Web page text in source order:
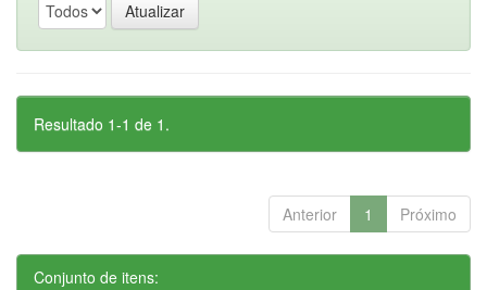
Resultado 1-1 de 1.
Anterior 1 Próximo
Conjunto de itens: